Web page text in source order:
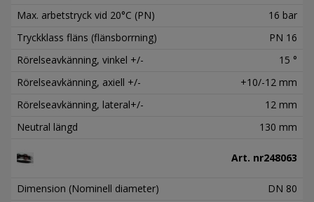
Max. arbetstryck vid 20°C (PN)
16 bar
Tryckklass fläns (flänsborrning)
PN 16
Rörelseavkänning, vinkel +/-
15 °
Rörelseavkänning, axiell +/-
+10/-12 mm
Rörelseavkänning, lateral+/-
12 mm
Neutral längd
130 mm
Art. nr248063
Dimension (Nominell diameter)
DN 80